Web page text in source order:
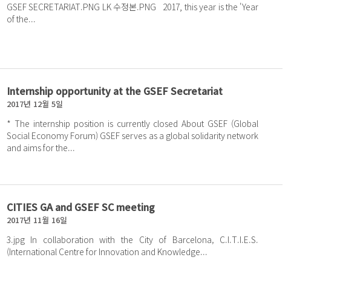
GSEF SECRETARIAT.PNG LK 수정본.PNG 2017, this year is the 'Year
of the...
Internship opportunity at the GSEF Secretariat
2017년 12월 5일
* The internship position is currently closed About GSEF (Global
Social Economy Forum) GSEF serves as a global solidarity network
and aims for the...
CITIES GA and GSEF SC meeting
2017년 11월 16일
3.jpg In collaboration with the City of Barcelona, C.I.T.I.E.S.
(International Centre for Innovation and Knowledge...